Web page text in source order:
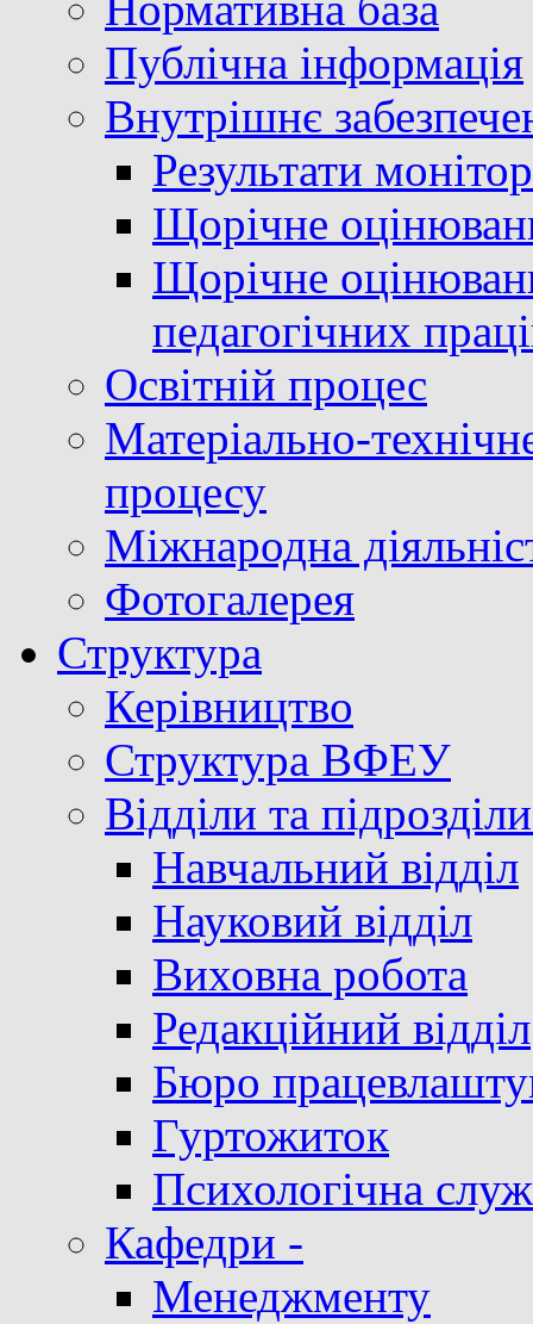
Публічна інформація
Внутрішнє
Результати
Щорічне
Щорічне
педагогічних
Освітній процес
Матеріально-
процесу
Міжнародна
Фотогалерея
Структура
Керівництво
Структура ВФЕУ
Відділи та
Навчальний відділ
Науковий відділ
Виховна робота
Редакційний відділ
Бюро
Гуртожиток
Психологічна
Кафедри -
Менеджменту